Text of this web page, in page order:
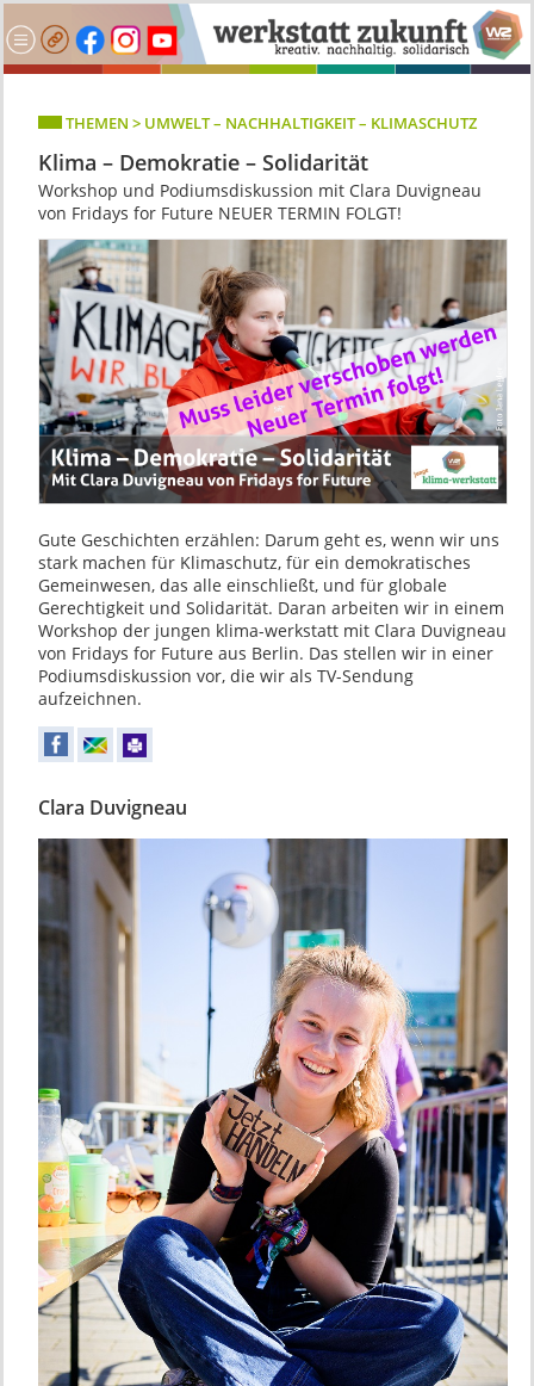
THEMEN > UMWELT – NACHHALTIGKEIT – KLIMASCHUTZ
Klima – Demokratie – Solidarität
Workshop und Podiumsdiskussion mit Clara Duvigneau
von Fridays for Future NEUER TERMIN FOLGT!
Gute Geschichten erzählen: Darum geht es, wenn wir uns
stark machen für Klimaschutz, für ein demokratisches
Gemeinwesen, das alle einschließt, und für globale
Gerechtigkeit und Solidarität. Daran arbeiten wir in einem
Workshop der jungen klima-werkstatt mit Clara Duvigneau
von Fridays for Future aus Berlin. Das stellen wir in einer
Podiumsdiskussion vor, die wir als TV-Sendung
aufzeichnen.
Clara Duvigneau